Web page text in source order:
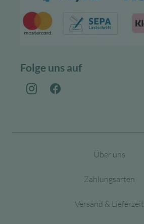
Folge uns auf
Über uns
Zahlungsarten
Versand & Lieferzeit